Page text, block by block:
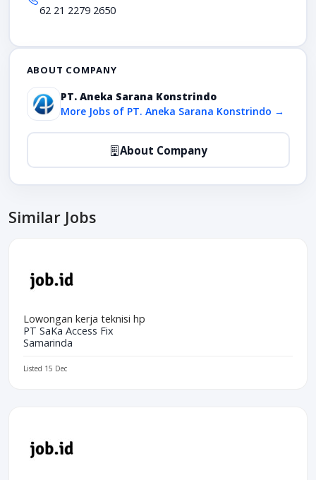
62 21 2279 2650
ABOUT COMPANY
PT. Aneka Sarana Konstrindo
More Jobs of PT. Aneka Sarana Konstrindo →
About Company
Similar Jobs
Lowongan kerja teknisi hp
PT SaKa Access Fix
Samarinda
Listed 15 Dec